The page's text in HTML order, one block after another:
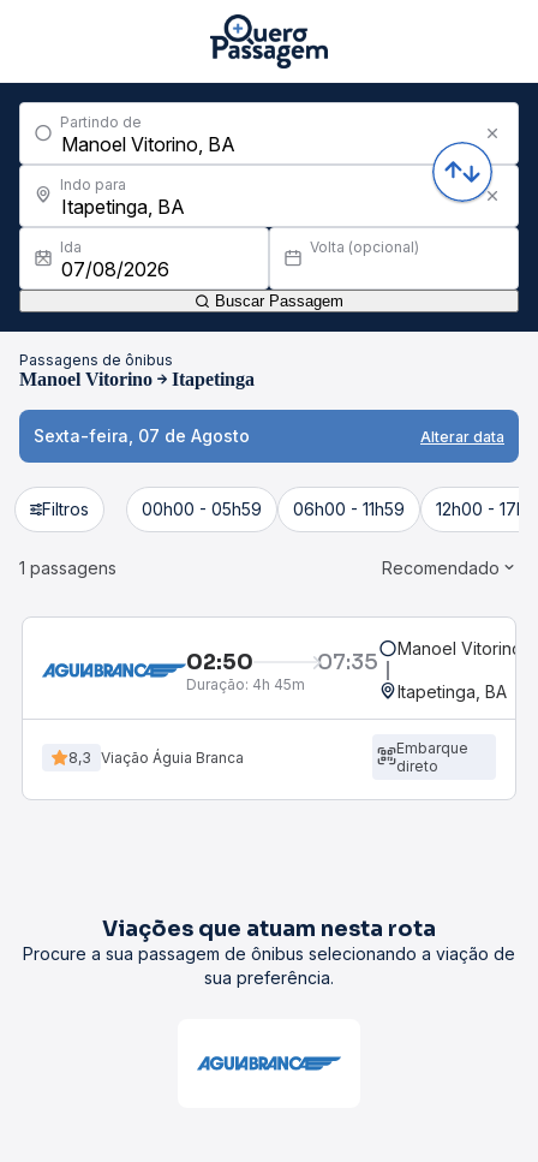
Partindo de
Indo para
Ida Volta (opcional)
Buscar Passagem
Passagens de ônibus
Manoel Vitorino Itapetinga
Sexta-feira, 07 de Agosto Alterar data
Filtros 00h00 - 05h59 06h00 - 11h59 12h00 -
1 passagens Recomendado
02:50 07:35
Duração: 4h 45m
Manoel Vitorino,
Itapetinga, BA
8,3 Viação Águia Branca
Embarque
direto
Viações que atuam nesta rota
Procure a sua passagem de ônibus selecionando a viação de
sua preferência.